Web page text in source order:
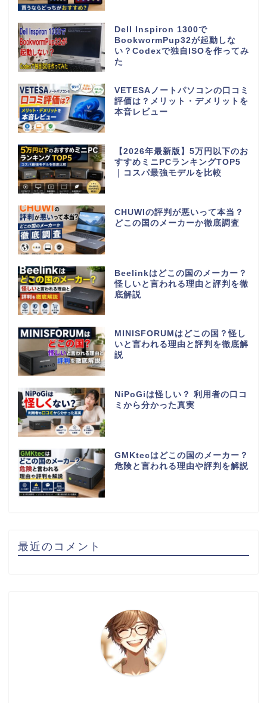
Dell Inspiron 1300で
BookwormPup32が起動しな
い？Codexで独自ISOを作ってみ
た
VETESAノートパソコンの口コミ
評価は？メリット・デメリットを
本音レビュー
【2026年最新版】5万円以下のお
すすめミニPCランキングTOP5
｜コスパ最強モデルを比較
CHUWIの評判が悪いって本当？
どこの国のメーカーか徹底調査
Beelinkはどこの国のメーカー？
怪しいと言われる理由と評判を徹
底解説
MINISFORUMはどこの国？怪し
いと言われる理由と評判を徹底解
説
NiPoGiは怪しい？ 利用者の口コ
ミから分かった真実
GMKtecはどこの国のメーカー？
危険と言われる理由や評判を解説
最近のコメント